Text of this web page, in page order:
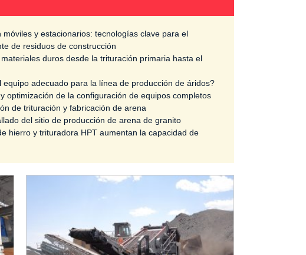
móviles y estacionarios: tecnologías clave para el
de residuos de construcción
duros desde la trituración primaria hasta el
equipo adecuado para la línea de producción de áridos?
optimización de la configuración de equipos completos
de trituración y fabricación de arena
del sitio de producción de arena de granito
hierro y trituradora HPT aumentan la capacidad de